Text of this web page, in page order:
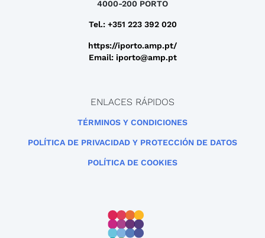
4000-200 PORTO
Tel.: +351 223 392 020
https://iporto.amp.pt/
Email: iporto@amp.pt
ENLACES RÁPIDOS
TÉRMINOS Y CONDICIONES
POLÍTICA DE PRIVACIDAD Y PROTECCIÓN DE DATOS
POLÍTICA DE COOKIES